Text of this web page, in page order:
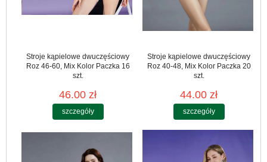
Stroje kąpielowe dwuczęściowy
Roz 46-60, Mix Kolor Paczka 16
szt.
46.00 zł
szczegóły
Stroje kąpielowe dwuczęściowy
Roz 40-48, Mix Kolor Paczka 20
szt.
44.00 zł
szczegóły